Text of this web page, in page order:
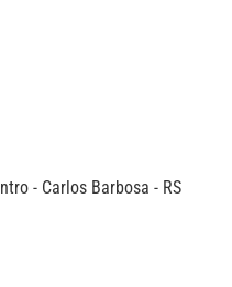
- Carlos Barbosa - RS